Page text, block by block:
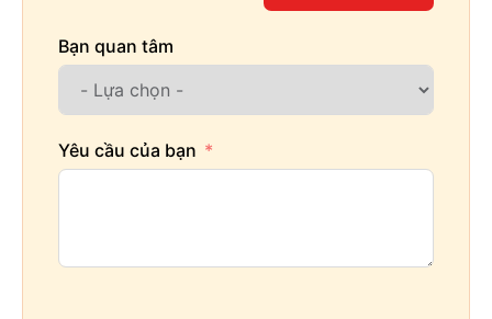
Bạn quan tâm
Yêu cầu của bạn